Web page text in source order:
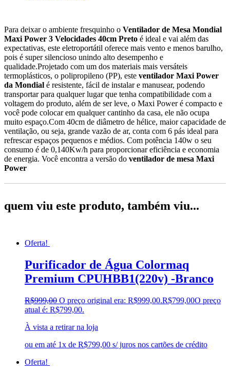
Para deixar o ambiente fresquinho o Ventilador de Mesa Mondial
Maxi Power 3 Velocidades 40cm Preto é ideal e vai além das
expectativas, este eletroportátil oferece mais vento e menos barulho,
pois é super silencioso unindo alto desempenho e
qualidade.Projetado com um dos materiais mais versáteis
termoplásticos, o polipropileno (PP), este ventilador Maxi Power
da Mondial é resistente, fácil de instalar e manusear, podendo
transportar para qualquer lugar que tenha compatibilidade com a
voltagem do produto, além de ser leve, o Maxi Power é compacto e
você pode colocar em qualquer cantinho da casa, ele não ocupa
muito espaço.Com 40cm de diâmetro de hélice, maior capacidade de
ventilação, ou seja, grande vazão de ar, conta com 6 pás ideal para
refrescar espaços pequenos e médios. Com potência 140w o seu
consumo é de 0,140Kw/h para proporcionar eficiência e economia
de energia. Você encontra a versão do ventilador de mesa Maxi
Power
quem viu este produto, também viu...
Oferta!
Purificador de Água Colormaq
Premium CPUHBB1(220v) -Branco
R$999,00 O preço original era: R$999,00.R$799,00O preço
atual é: R$799,00.
À vista a retirar na loja
ou em até 1x de R$799,00 s/ juros nos cartões de crédito
Oferta!